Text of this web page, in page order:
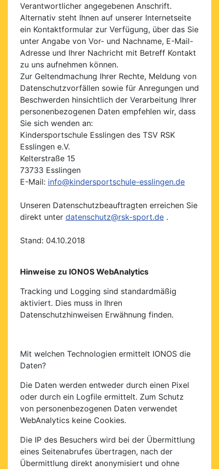
Verantwortlicher angegebenen Anschrift.
Alternativ steht Ihnen auf unserer Internetseite
ein Kontaktformular zur Verfügung, über das Sie
unter Angabe von Vor- und Nachname, E-Mail-
Adresse und Ihrer Nachricht mit Betreff Kontakt
zu uns aufnehmen können.
Zur Geltendmachung Ihrer Rechte, Meldung von
Datenschutzvorfällen sowie für Anregungen und
Beschwerden hinsichtlich der Verarbeitung Ihrer
personenbezogenen Daten empfehlen wir, dass
Sie sich wenden an:
Kindersportschule Esslingen des TSV RSK
Esslingen e.V.
Kelterstraße 15
73733 Esslingen
E-Mail: info@kindersportschule-esslingen.de
Unseren Datenschutzbeauftragten erreichen Sie
direkt unter datenschutz@rsk-sport.de .
Stand: 04.10.2018
Hinweise zu IONOS WebAnalytics
Tracking und Logging sind standardmäßig
aktiviert. Dies muss in Ihren
Datenschutzhinweisen Erwähnung finden.
Mit welchen Technologien ermittelt IONOS die
Daten?
Die Daten werden entweder durch einen Pixel
oder durch ein Logfile ermittelt. Zum Schutz
von personenbezogenen Daten verwendet
WebAnalytics keine Cookies.
Die IP des Besuchers wird bei der Übermittlung
eines Seitenabrufes übertragen, nach der
Übermittlung direkt anonymisiert und ohne